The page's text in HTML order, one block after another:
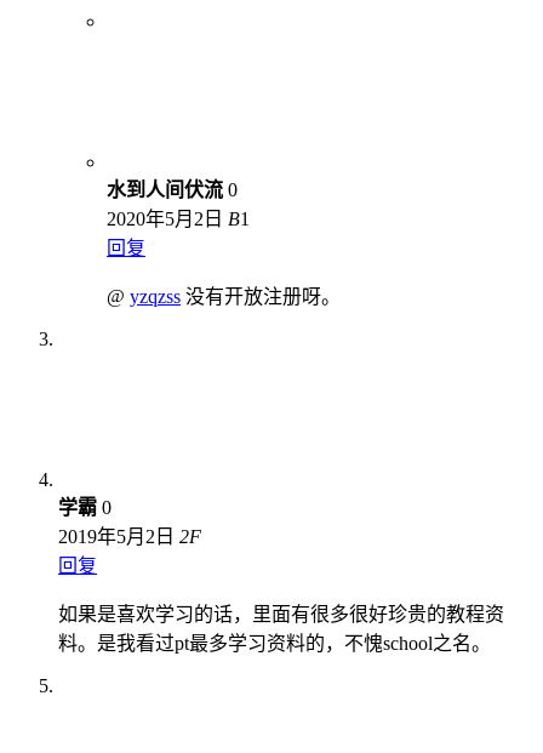
水到人间伏流 0
2020年5月2日 B1
回复
@ yzqzss 没有开放注册呀。
学霸 0
2019年5月2日 2F
回复
如果是喜欢学习的话，里面有很多很好珍贵的教程资
料。是我看过pt最多学习资料的，不愧school之名。